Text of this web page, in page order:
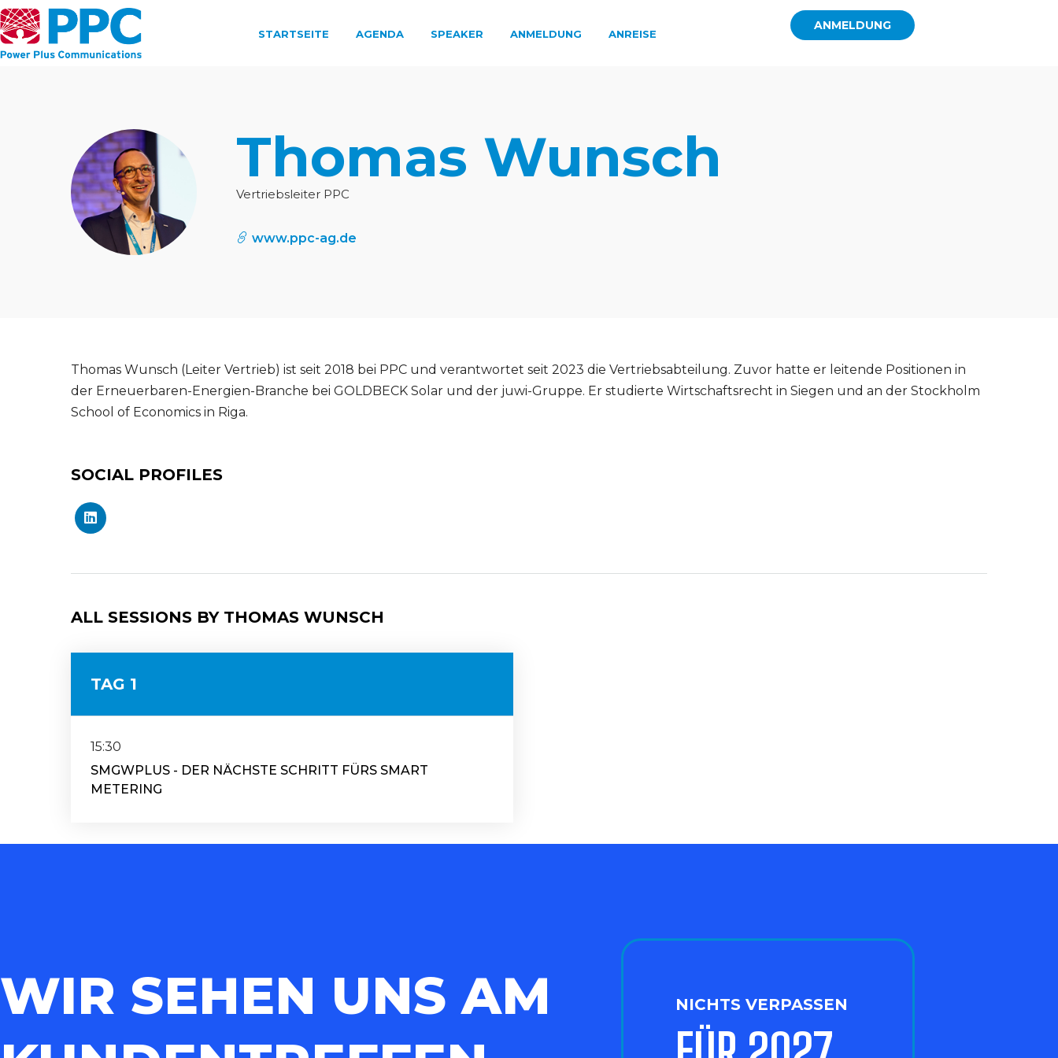
STARTSEITE AGENDA SPEAKER ANMELDUNG ANREISE
ANMELDUNG
Thomas Wunsch
Vertriebsleiter PPC
www.ppc-ag.de
Thomas Wunsch (Leiter Vertrieb) ist seit 2018 bei PPC und verantwortet seit 2023 die Vertriebsabteilung. Zuvor hatte er leitende Positionen in
der Erneuerbaren-Energien-Branche bei GOLDBECK Solar und der juwi-Gruppe. Er studierte Wirtschaftsrecht in Siegen und an der Stockholm
School of Economics in Riga.
SOCIAL PROFILES
ALL SESSIONS BY THOMAS WUNSCH
TAG 1
15:30
SMGWPLUS - DER NÄCHSTE SCHRITT FÜRS SMART
METERING
WIR SEHEN UNS AM
NICHTS VERPASSEN